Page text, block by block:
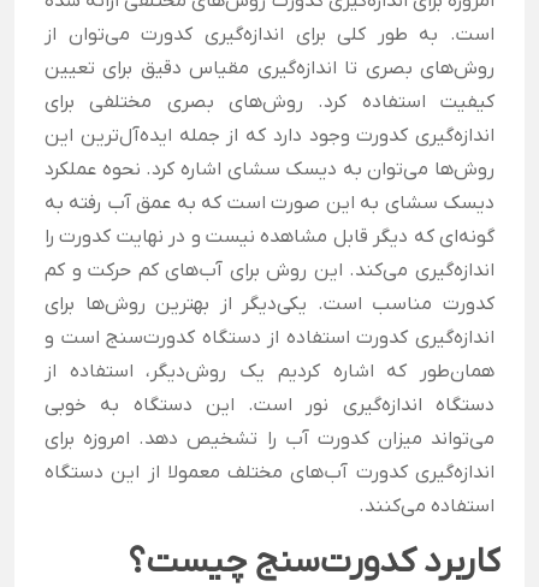
است. به طور کلی برای اندازه‌گیری کدورت می‌توان از
روش‌های بصری تا اندازه‌گیری مقیاس دقیق برای تعیین
کیفیت استفاده کرد. روش‌های بصری مختلفی برای
اندازه‌گیری کدورت وجود دارد که از جمله ایده‌آل‌ترین این
روش‌ها می‌توان به دیسک سشای اشاره کرد. نحوه عملکرد
دیسک سشای به این صورت است که به عمق آب رفته به
گونه‌ای که دیگر قابل مشاهده نیست و در نهایت کدورت را
اندازه‌گیری می‌کند. این روش برای آب‌های کم حرکت و کم
کدورت مناسب است. یکی‌دیگر از بهترین روش‌ها برای
اندازه‌گیری کدورت استفاده از دستگاه کدورت‌سنج است و
همان‌طور که اشاره کردیم یک روش‌دیگر، استفاده از
دستگاه اندازه‌گیری نور است. این دستگاه به خوبی
می‌تواند میزان کدورت آب را تشخیص دهد. امروزه برای
اندازه‌گیری کدورت آب‌های مختلف معمولا از این دستگاه
استفاده می‌کنند.
کاربرد کدورت‌سنج چیست؟